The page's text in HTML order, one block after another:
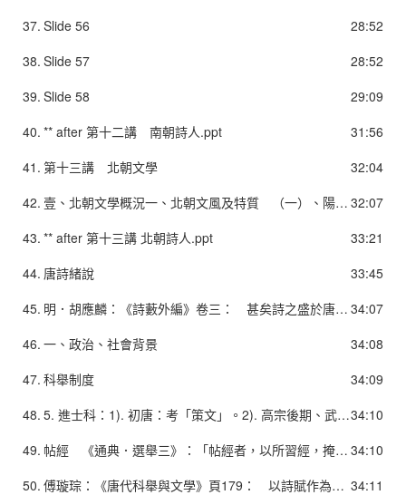
28:52
37. Slide 56
28:52
38. Slide 57
29:09
39. Slide 58
31:56
40. ** after 第十二講 南朝詩人.ppt
32:04
41. 第十三講 北朝文學
32:07
42.
壹、北朝文學概況一、北朝文風及特質 （一）、陽剛之氣1. 《隋書．文學傳序》：「江左宮商發越，貴於清綺；河朔（黃河以北）詞義貞剛，重乎氣質。氣質則理勝其詞，清綺則文過其意。理深者使於時用，文華者宜於詠歌。此其南北詞人得失之大較也。」 北朝：內容充實，文辭質樸，有陽剛之氣。 南朝：唯美文學，重視辭藻，較為清綺婉媚。※南北差異的形成。
33:21
43. ** after 第十三講 北朝詩人.ppt
33:45
44. 唐詩緒說
34:07
45.
明．胡應麟：《詩藪外編》卷三： 甚矣詩之盛於唐也。 其體則三四五言，六七雜言，樂府歌行，近體絕句，靡不備矣。 其格則高卑遠近，濃淡淺深，巨細精靈，巧拙強弱，靡弗具矣。 其調則飄逸渾雄，沈深博大，綺麗幽閒，新奇猥瑣，靡弗屆矣。 其人則帝王將相，朝士布衣，童子婦人，緇衣羽客，靡弗預矣。」
34:08
46. 一、政治、社會背景
34:09
47. 科舉制度
34:10
48.
5. 進士科：1). 初唐：考「策文」。2). 高宗後期、武則天實際掌政後：試帖經、雜文、策文三場，每場定去留。（中唐後順序改為詩賦、帖經、策文）3). 雜文：《登科記考》卷一「永隆二年」條：「按雜文兩首，謂箴銘論表之類，開元間始以賦居其一，或以詩居其一，亦有全用詩賦者，非定制也。雜文之專用詩賦，當在天寶之間。」
34:10
49.
帖經 《通典．選舉三》：「帖經者，以所習經，掩其兩端，中間開唯一行，裁紙為帖。凡帖三字，隨時增損，可否不一，或得四、得五、得六者為通。」《舊唐書．文宗紀下》：「其進士舉宜先試帖經，並略問大義，取經義精通者放及第。」
34:11
50.
傅璇琮：《唐代科舉與文學》頁179： 以詩賦作為進士考試的固定格局，是在唐代立國一百餘年以後。而在這以前，唐詩已經經歷了婉麗清新、婀娜多姿的初唐階段，正以璀燦奪目的光彩，步入盛唐的康莊大道。……應當說，進士科在八世紀初開始採用考試詩賦的方式，到天寶時以詩賦取士成為固定的格局，正是詩歌的發展繁榮對當時社會生活產生廣泛影響的結果。